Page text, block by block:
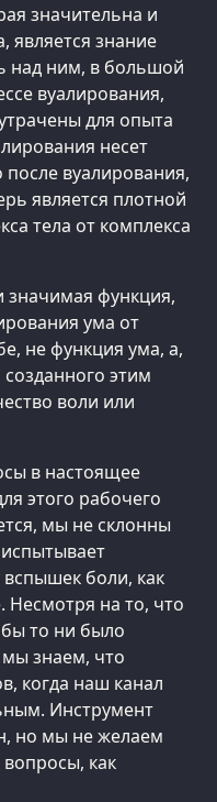
значительна и
является знание
над ним, в большой
вуалирования,
для опыта
несет
вуалирования,
является плотной
тела от комплекса
значимая функция,
ума от
не функция ума, а,
этим
воли или
в настоящее
этого рабочего
мы не склонны
боли, как
Несмотря на то, что
то ни было
знаем, что
когда наш канал
Инструмент
но мы не желаем
как